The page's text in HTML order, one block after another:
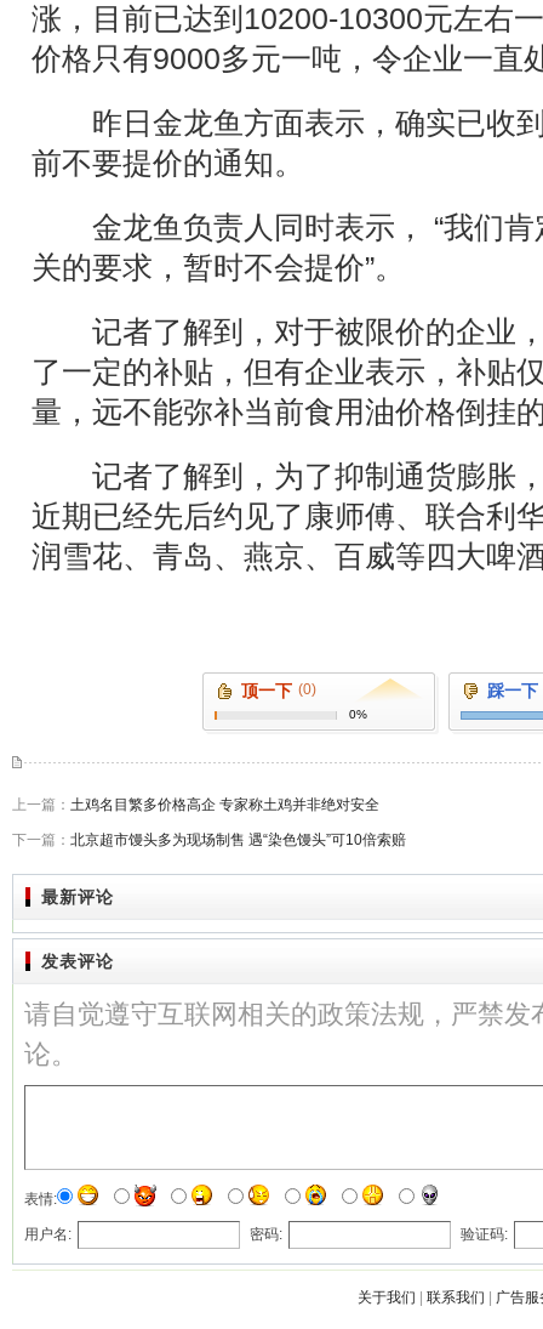
涨，目前已达到10200-10300元左右
价格只有9000多元一吨，令企业一直
昨日金龙鱼方面表示，确实已收到
前不要提价的通知。
金龙鱼负责人同时表示， “我们肯
关的要求，暂时不会提价”。
记者了解到，对于被限价的企业，
了一定的补贴，但有企业表示，补贴
量，远不能弥补当前食用油价格倒挂
记者了解到，为了抑制通货膨胀，
近期已经先后约见了康师傅、联合利
润雪花、青岛、燕京、百威等四大啤
顶一下 (0)
0%
踩一下
上一篇： 土鸡名目繁多价格高企 专家称土鸡并非绝对安全
下一篇： 北京超市馒头多为现场制售 遇“染色馒头”可10倍索赔
最新评论
发表评论
请自觉遵守互联网相关的政策法规，严禁发
论。
表情:
用户名: 密码: 验证码:
关于我们 联系我们 广告服